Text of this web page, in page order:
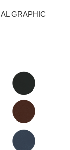
GRAPHIC